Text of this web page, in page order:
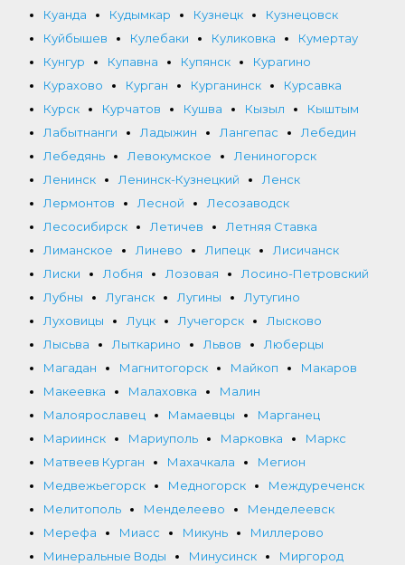
Куанда
Кудымкар Кузнецк
Кузнецовск
Куйбышев
Кулебаки Куликовка
Кумертау
Кунгур
Купавна Купянск
Курагино
Курахово
Курган Курганинск
Курсавка
Курск
Курчатов Кушва Кызыл
Кыштым
Лабытнанги
Ладыжин Лангепас
Лебедин
Лебедянь
Левокумское
Лениногорск
Ленинск
Ленинск-Кузнецкий
Ленск
Лермонтов
Лесной
Лесозаводск
Лесосибирск
Летичев
Летняя Ставка
Лиманское
Линево Липецк
Лисичанск
Лиски
Лобня Лозовая
Лосино-Петровский
Лубны
Луганск Лугины
Лутугино
Луховицы
Луцк Лучегорск
Лысково
Лысьва
Лыткарино Львов
Люберцы
Магадан
Магнитогорск Майкоп
Макаров
Макеевка
Малаховка
Малин
Малоярославец
Мамаевцы
Марганец
Мариинск
Мариуполь Марковка
Маркс
Матвеев Курган
Махачкала
Мегион
Медвежьегорск
Медногорск
Междуреченск
Мелитополь
Менделеево
Менделеевск
Мерефа
Миасс Микунь
Миллерово
Минеральные Воды
Минусинск
Миргород